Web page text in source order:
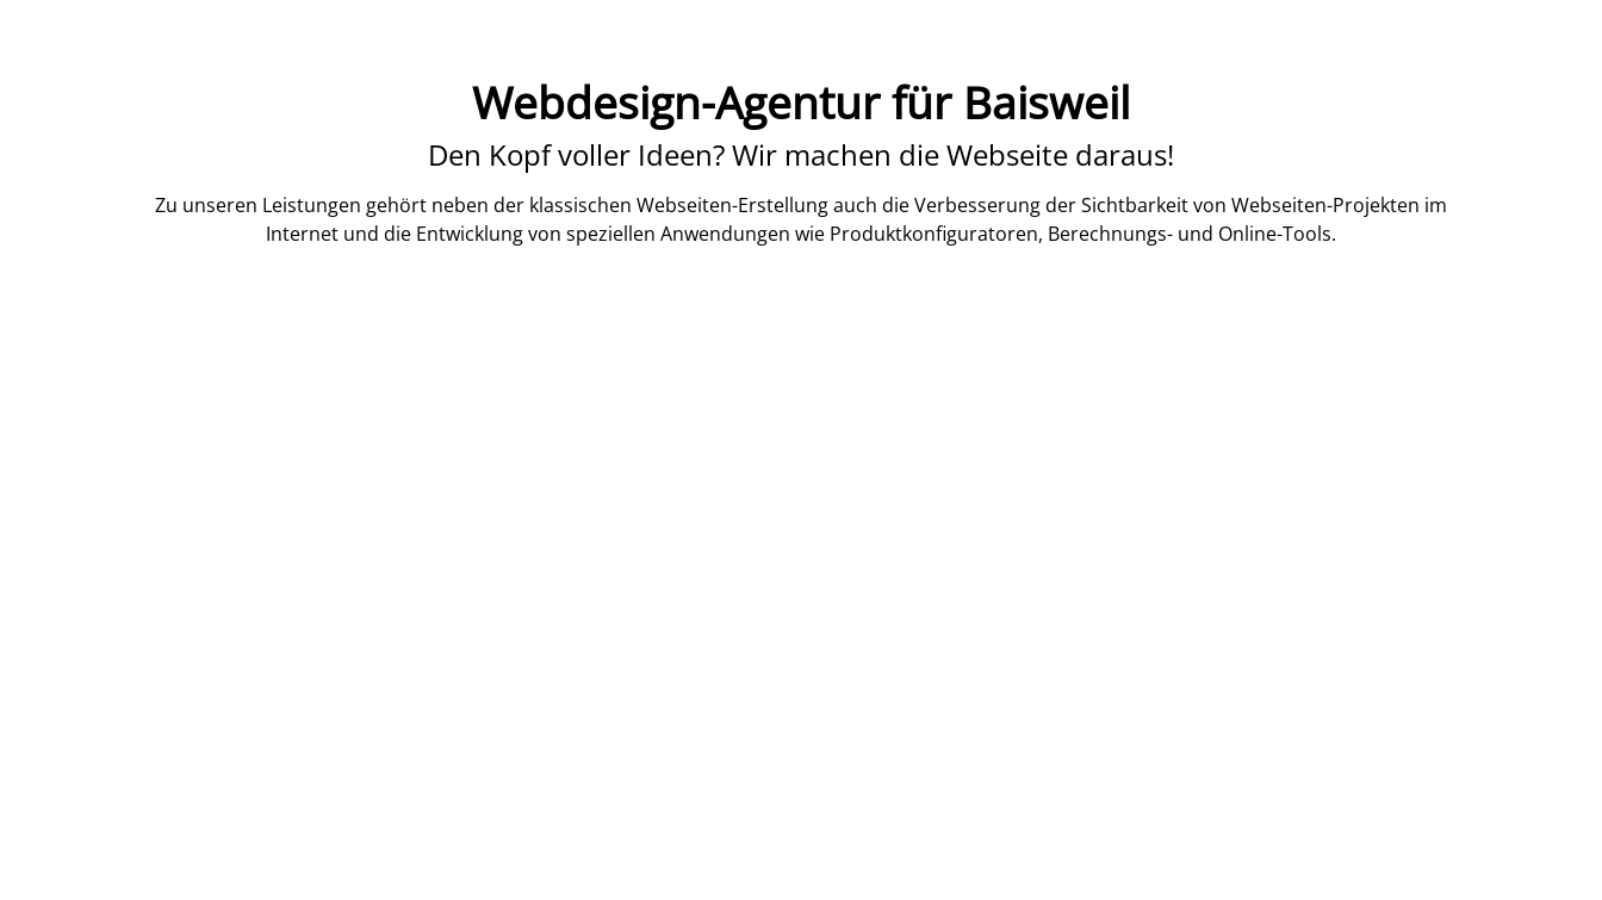
Webdesign-Agentur für Baisweil
Den Kopf voller Ideen? Wir machen die Webseite daraus!
Zu unseren Leistungen gehört neben der klassischen Webseiten-Erstellung auch die Verbesserung der Sichtbarkeit von Webseiten-Projekten im
Internet und die Entwicklung von speziellen Anwendungen wie Produktkonfiguratoren, Berechnungs- und Online-Tools.